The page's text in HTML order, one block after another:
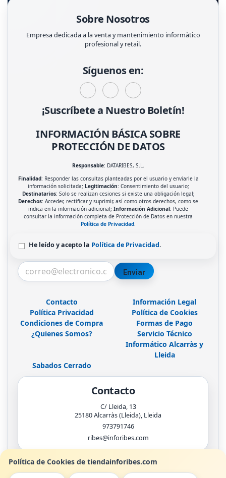
Política de Cookies de tiendainforibes.com
Sobre Nosotros
Empresa dedicada a la venta y mantenimiento informàtico
profesional y retail.
Síguenos en:
¡Suscríbete a Nuestro Boletín!
INFORMACIÓN BÁSICA SOBRE
PROTECCIÓN DE DATOS
Responsable: DATARIBES, S.L.
Finalidad: Responder las consultas planteadas por el usuario y enviarle la
información solicitada; Legitimación: Consentimiento del usuario;
Destinatarios: Solo se realizan cesiones si existe una obligación legal;
Derechos: Acceder, rectificar y suprimir, así como otros derechos, como se
indica en la información adicional;Información Adicional: Puede
consultar la información completa de Protección de Datos en nuestra
Política de Privacidad
He leído y acepto la Política de Privacidad.
Enviar
Contacto
Información Legal
Política Privacidad
Política de Cookies
Condiciones de Compra
Formas de Pago
¿Quienes Somos?
Servicio Técnico
Informático Alcarràs y
Lleida
Sabados Cerrado
Contacto
C/ Lleida, 13
25180Alcarràs (Lleida), Lleida
973791746
ribes@inforibes.com
Horario